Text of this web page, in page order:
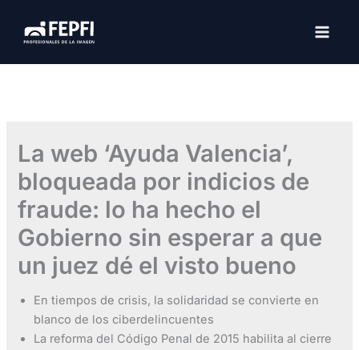
contenido
La web ‘Ayuda Valencia’,
bloqueada por indicios de
fraude: lo ha hecho el
Gobierno sin esperar a que
un juez dé el visto bueno
En tiempos de crisis, la solidaridad se convierte en
blanco de los ciberdelincuentes
La reforma del Código Penal de 2015 habilita al cierre